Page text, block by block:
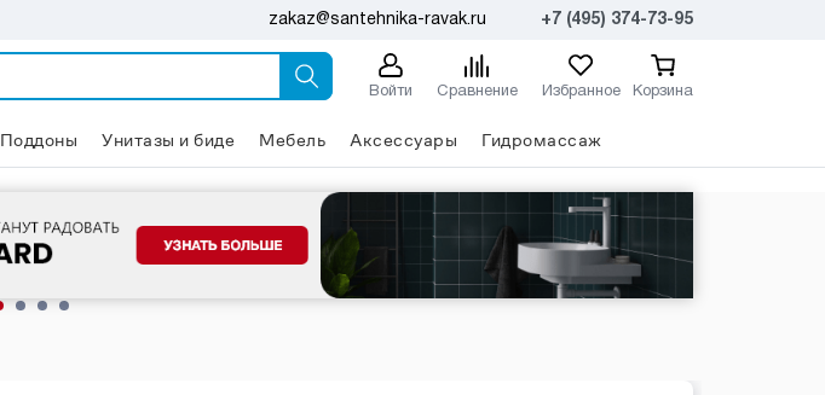
zakaz@santehnika-ravak.ru +7 (495) 374-73-95
Войти Сравнение Избранное Корзина
Поддоны Унитазы и биде Мебель Аксессуары Гидромассаж